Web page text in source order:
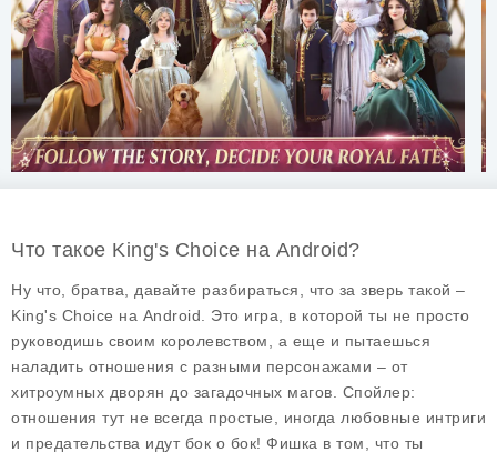
Что такое King's Choice на Android?
Ну что, братва, давайте разбираться, что за зверь такой –
King's Choice на Android. Это игра, в которой ты не просто
руководишь своим королевством, а еще и пытаешься
наладить отношения с разными персонажами – от
хитроумных дворян до загадочных магов. Спойлер:
отношения тут не всегда простые, иногда любовные интриги
и предательства идут бок о бок! Фишка в том, что ты